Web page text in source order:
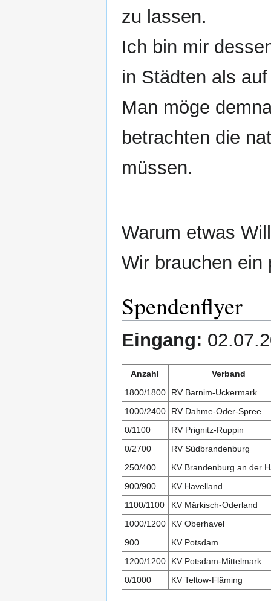
zu lassen.
Ich bin mir
in Städten als
Man möge
betrachten die
müssen.
Warum etwas
Wir brauchen ein
Spendenflyer
Eingang:
Anzahl
Verband
1800/1800
RV Barnim-Uckermark
1000/2400
RV Dahme-Oder-Spree
0/1100
RV Prignitz-Ruppin
0/2700
RV Südbrandenburg
250/400
KV Brandenburg an der
900/900
KV Havelland
1100/1100
KV Märkisch-Oderland
1000/1200
KV Oberhavel
900
KV Potsdam
1200/1200
KV Potsdam-Mittelmark
0/1000
KV Teltow-Fläming